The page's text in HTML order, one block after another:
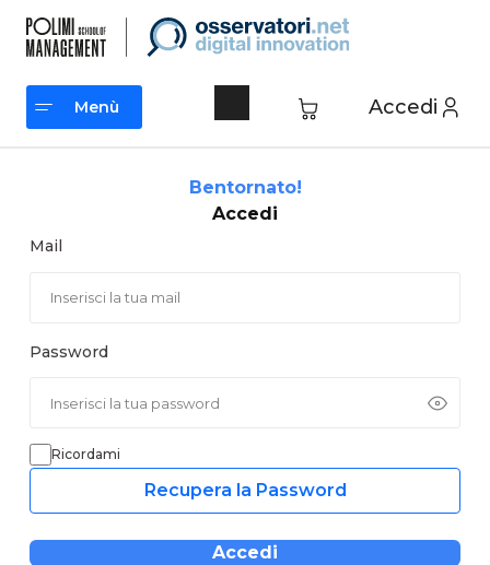
contenuto
Accedi
Menù
Bentornato!
Accedi
Mail
Password
Ricordami
Recupera la Password
Accedi